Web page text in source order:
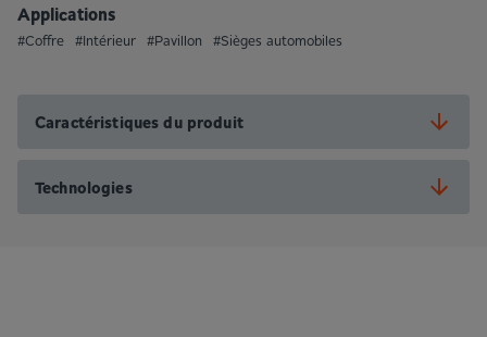
Applications
#Coffre #Intérieur #Pavillon #Sièges automobiles
Caractéristiques du produit
Technologies